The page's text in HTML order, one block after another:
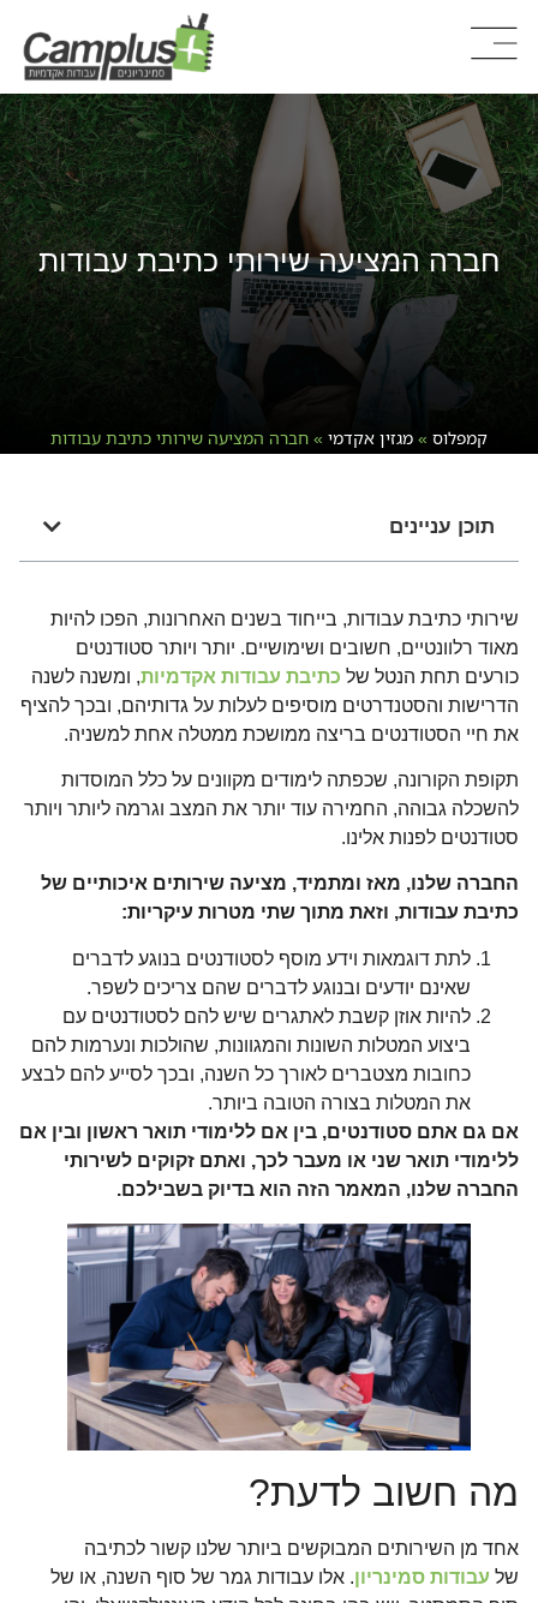
חברה המציעה שירותי כתיבת עבודות
קמפלוס » מגזין אקדמי » חברה המציעה שירותי כתיבת עבודות
תוכן עניינים
שירותי כתיבת עבודות, בייחוד בשנים האחרונות, הפכו להיות
מאוד רלוונטיים, חשובים ושימושיים. יותר ויותר סטודנטים
כורעים תחת הנטל של כתיבת עבודות אקדמיות, ומשנה לשנה
הדרישות והסטנדרטים מוסיפים לעלות על גדותיהם, ובכך להציף
את חיי הסטודנטים בריצה ממושכת ממטלה אחת למשניה.
תקופת הקורונה, שכפתה לימודים מקוונים על כלל המוסדות
להשכלה גבוהה, החמירה עוד יותר את המצב וגרמה ליותר ויותר
סטודנטים לפנות אלינו.
החברה שלנו, מאז ומתמיד, מציעה שירותים איכותיים של
כתיבת עבודות, וזאת מתוך שתי מטרות עיקריות:
לתת דוגמאות וידע מוסף לסטודנטים בנוגע לדברים
שאינם יודעים ובנוגע לדברים שהם צריכים לשפר.
להיות אוזן קשבת לאתגרים שיש להם לסטודנטים עם
ביצוע המטלות השונות והמגוונות, שהולכות ונערמות להם
כחובות מצטברים לאורך כל השנה, ובכך לסייע להם לבצע
את המטלות בצורה הטובה ביותר.
אם גם אתם סטודנטים, בין אם ללימודי תואר ראשון ובין אם
ללימודי תואר שני או מעבר לכך, ואתם זקוקים לשירותי
החברה שלנו, המאמר הזה הוא בדיוק בשבילכם.
מה חשוב לדעת?
אחד מן השירותים המבוקשים ביותר שלנו קשור לכתיבה
של עבודות סמינריון. אלו עבודות גמר של סוף השנה, או של